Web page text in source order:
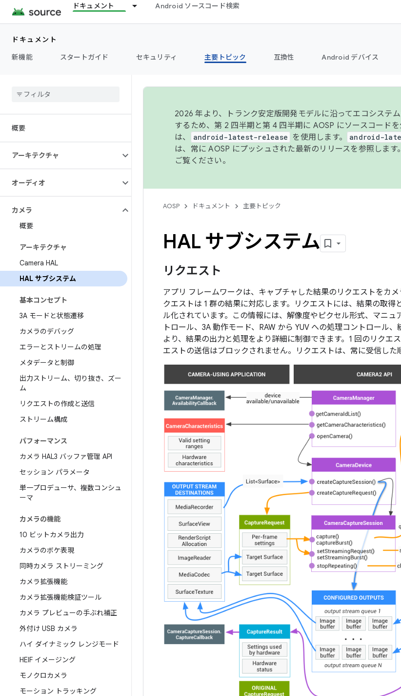
ドキュメント Android ソースコード検索
ドキュメント
新機能
スタートガイド セキュリティ 主要トピック 互換性 Android デバイス
概要
アーキテクチャ
オーディオ
カメラ
概要
アーキテクチャ
Camera HAL
HAL サブシステム
基本コンセプト
3A モードと状態遷移
カメラのデバッグ
エラーとストリームの処理
メタデータと制御
出力ストリーム、切り抜き、ズー
ム
リクエストの作成と送信
ストリーム構成
パフォーマンス
カメラ HAL3 バッファ管理 API
セッション パラメータ
単一プロデューサ、複数コンシュ
ーマ
カメラの機能
10 ビットカメラ出力
カメラのボケ表現
同時カメラ ストリーミング
カメラ拡張機能
カメラ拡張機能検証ツール
カメラ プレビューの手ぶれ補正
外付け USB カメラ
ハイ ダイナミック レンジモード
HEIF イメージング
モノクロカメラ
モーション トラッキング
2026 年より、トランク安定版開発モデルに沿ってエコシステ
するため、第 2 四半期と第 4 四半期に AOSP にソースコード
は、
android-latest-release を使用します。 android-
は、常に AOSP にプッシュされた最新のリリースを参照します
ご覧ください。
AOSP ドキュメント 主要トピック
HAL サブシステム
リクエスト
アプリ フレームワークは、キャプチャした結果のリクエストをカ
クエストは 1 群の結果に対応します。リクエストには、結果の取得
ル化されています。この情報には、解像度やピクセル形式、マニ
トロール、3A 動作モード、RAW から YUV への処理コントロール
より、結果の出力と処理をより詳細に制御できます。1 回のリクエ
エストの送信はブロックされません。リクエストは、常に受信した